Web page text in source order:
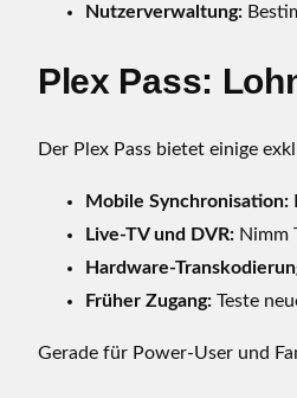
Nutzerverwaltung:
Plex Pass:
Der Plex Pass bietet einige
Mobile Synchronisation:
Live-TV und DVR: Nimm
Hardware-
Früher Zugang: Teste
Gerade für Power-User und